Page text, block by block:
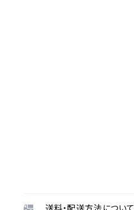
送料・配送方法について